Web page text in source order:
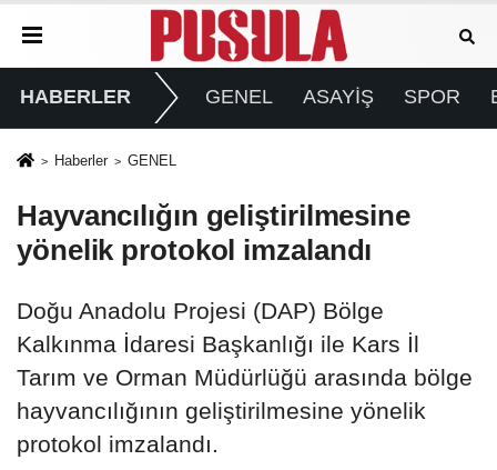
HABERLER GENEL ASAYİŞ SPOR
Haberler GENEL
Hayvancılığın geliştirilmesine
yönelik protokol imzalandı
Doğu Anadolu Projesi (DAP) Bölge
Kalkınma İdaresi Başkanlığı ile Kars İl
Tarım ve Orman Müdürlüğü arasında bölge
hayvancılığının geliştirilmesine yönelik
protokol imzalandı.